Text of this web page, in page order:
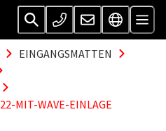
EINGANGSMATTEN
MIT-WAVE-EINLAGE